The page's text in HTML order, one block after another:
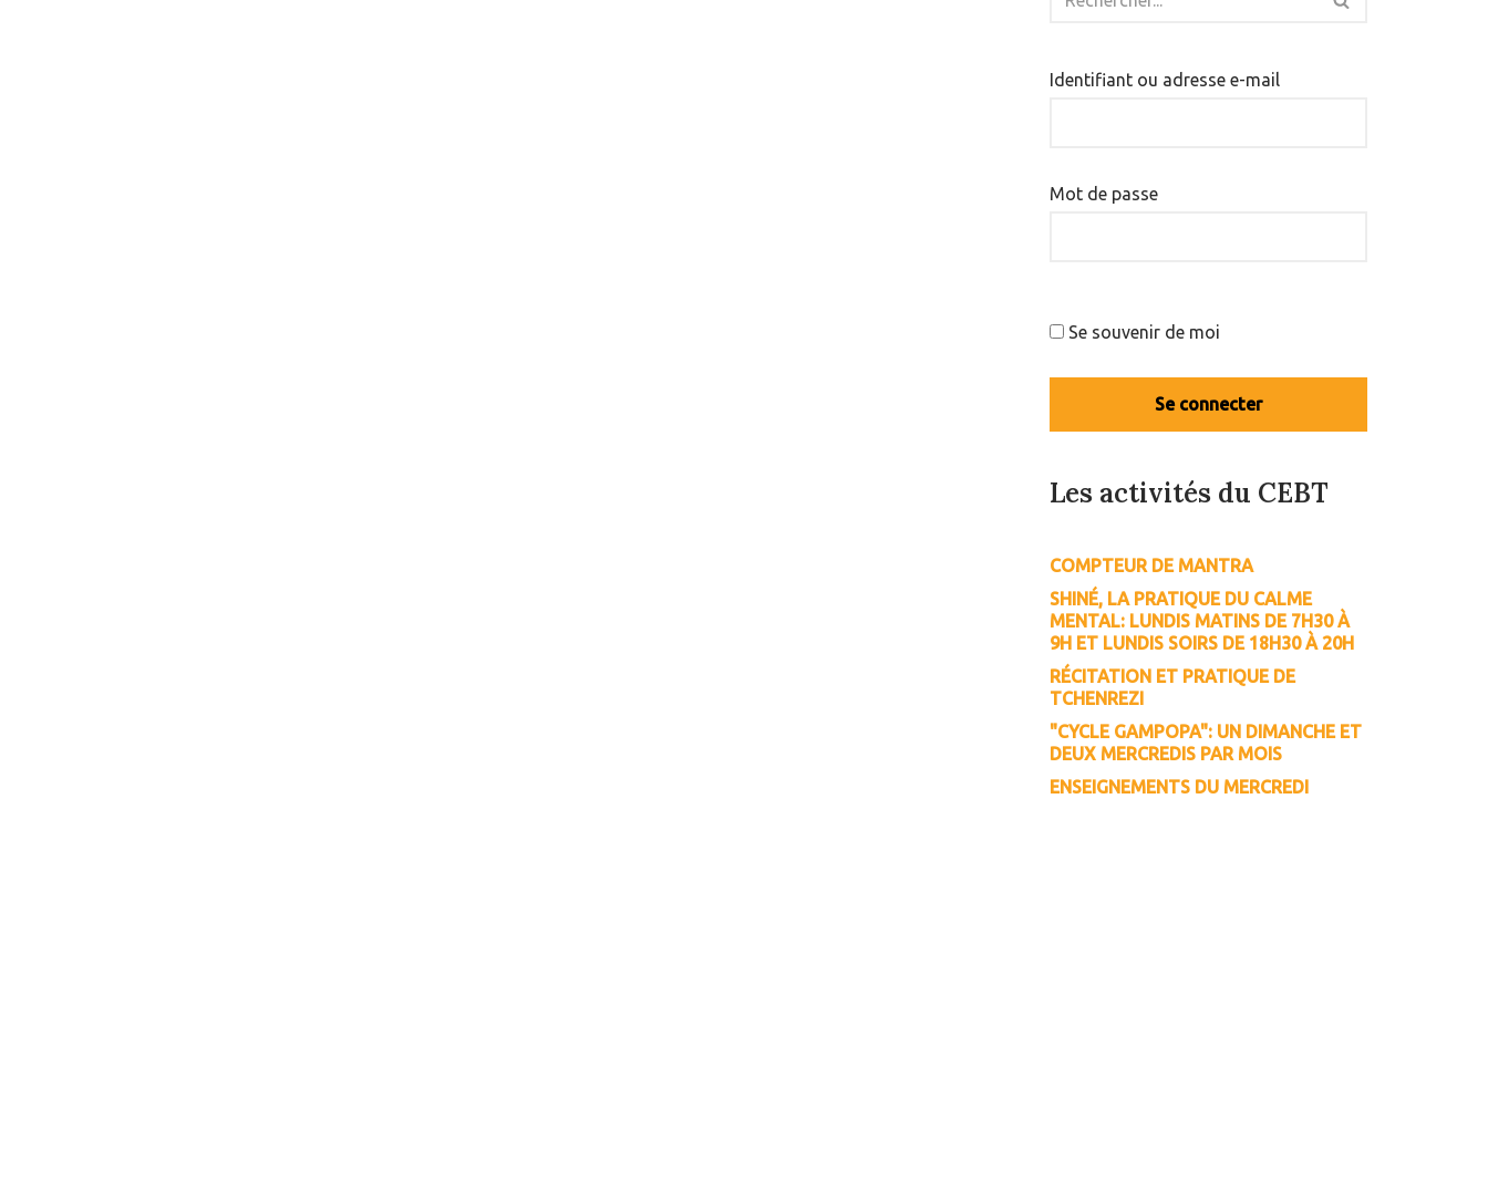
Identifiant ou adresse e-mail
Mot de passe
Se souvenir de moi
Les activités du CEBT
COMPTEUR DE MANTRA
SHINÉ, LA PRATIQUE DU CALME
MENTAL: LUNDIS MATINS DE 7H30 À
9H ET LUNDIS SOIRS DE 18H30 À 20H
RÉCITATION ET PRATIQUE DE
TCHENREZI
"CYCLE GAMPOPA": UN DIMANCHE ET
DEUX MERCREDIS PAR MOIS
ENSEIGNEMENTS DU MERCREDI